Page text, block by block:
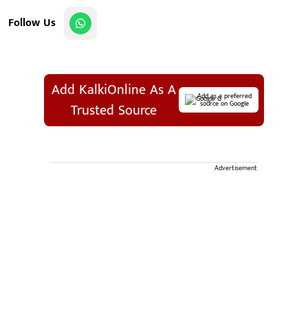
Follow Us
Add KalkiOnline As A
Trusted Source
Add as a preferred
source on Google
Advertisement